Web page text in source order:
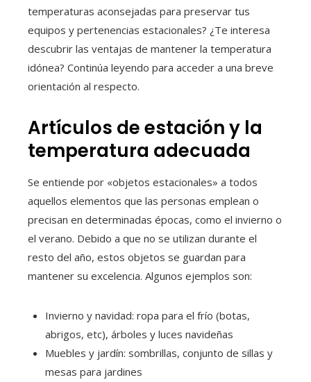
temperaturas aconsejadas para preservar tus
equipos y pertenencias estacionales? ¿Te interesa
descubrir las ventajas de mantener la temperatura
idónea? Continúa leyendo para acceder a una breve
orientación al respecto.
Artículos de estación y la
temperatura adecuada
Se entiende por «objetos estacionales» a todos
aquellos elementos que las personas emplean o
precisan en determinadas épocas, como el invierno o
el verano. Debido a que no se utilizan durante el
resto del año, estos objetos se guardan para
mantener su excelencia. Algunos ejemplos son:
Invierno y navidad: ropa para el frío (botas,
abrigos, etc), árboles y luces navideñas
Muebles y jardín: sombrillas, conjunto de sillas y
mesas para jardines